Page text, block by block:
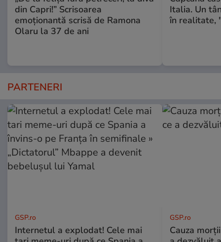
din Capri!” Scrisoarea
emoționantă scrisă de Ramona
Olaru la 37 de ani
Italia. Un
în realitate,
PARTENERI
GSP.ro
Internetul a explodat! Cele mai
GSP.ro
Cauza